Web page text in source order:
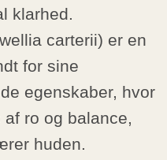
klarhed.
carterii) er en
for sine
egenskaber, hvor
ro og balance,
huden.